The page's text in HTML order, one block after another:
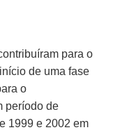
para o
de uma fase
o
período de
1999 e 2002 em